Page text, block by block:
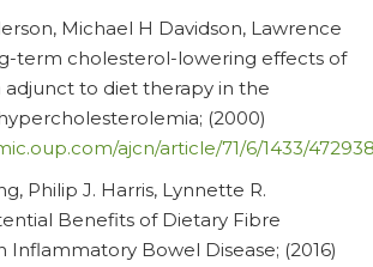
Michael H Davidson, Lawrence
term cholesterol-lowering effects of
adjunct to diet therapy in the
(2000)
ajcn/article/71/6/1433/
Philip J. Harris, Lynnette R.
Benefits of Dietary Fibre
Inflammatory Bowel Disease; (2016)